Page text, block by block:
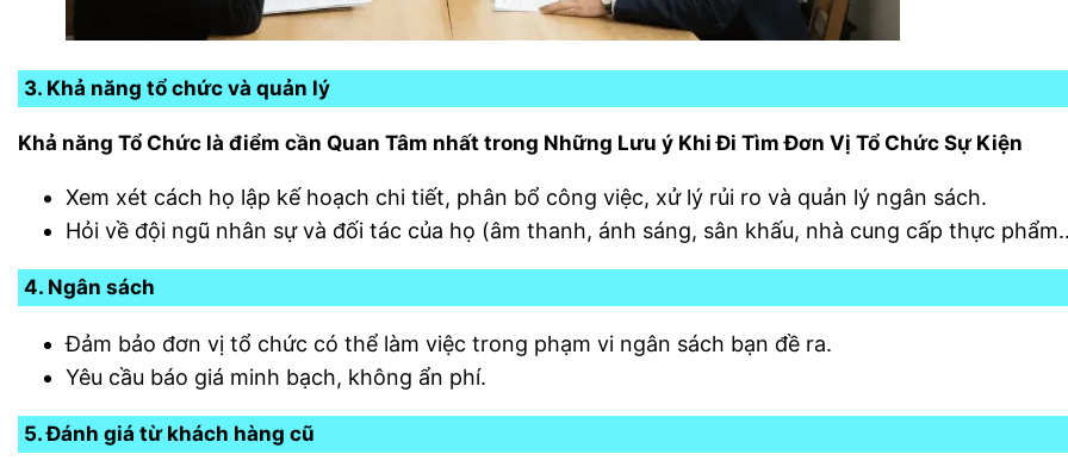
3. Khả năng tổ chức và quản lý
Khả năng Tổ Chức là điểm cần Quan Tâm nhất trong Những Lưu ý Khi Đi Tìm Đơn Vị Tổ Chức Sự Kiện
Xem xét cách họ lập kế hoạch chi tiết, phân bổ công việc, xử lý rủi ro và quản lý ngân sách.
Hỏi về đội ngũ nhân sự và đối tác của họ (âm thanh, ánh sáng, sân khấu, nhà cung cấp thực
4. Ngân sách
Đảm bảo đơn vị tổ chức có thể làm việc trong phạm vi ngân sách bạn đề ra.
Yêu cầu báo giá minh bạch, không ẩn phí.
5. Đánh giá từ khách hàng cũ